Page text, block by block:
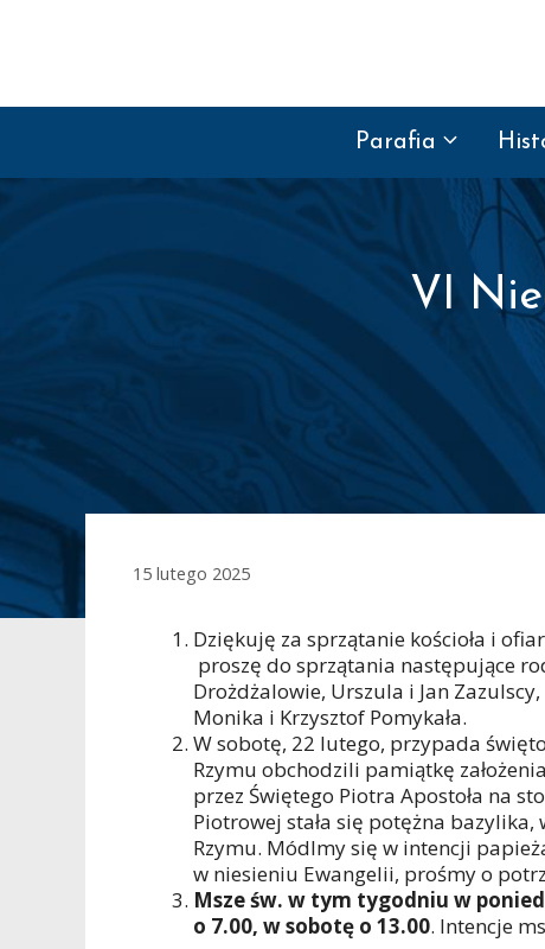
Parafia
VI
15 lutego 2025
Dziękuję za sprzątanie kościoła i
proszę do sprzątania następujące
Drożdżalowie, Urszula i Jan
Monika i Krzysztof Pomykała.
W sobotę, 22 lutego, przypada
Rzymu obchodzili pamiątkę
przez Świętego Piotra Apostoła na
Piotrowej stała się potężna
Rzymu. Módlmy się w intencji
w niesieniu Ewangelii, prośmy o
Msze św. w tym tygodniu w
o 7.00, w sobotę o 13.00. Intencje